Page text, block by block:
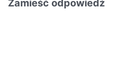
Zamieść odpowiedź